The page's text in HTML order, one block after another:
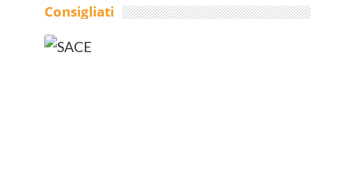
Consigliati